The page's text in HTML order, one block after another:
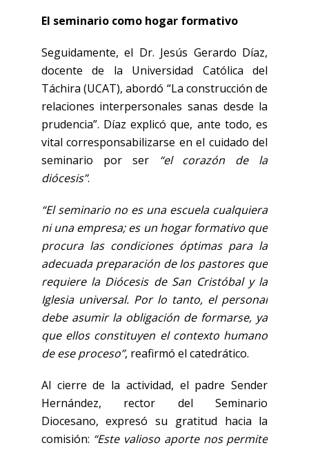
El seminario como hogar formativo
Seguidamente, el Dr. Jesús Gerardo Díaz,
docente de la Universidad Católica del
Táchira (UCAT), abordó “La construcción de
relaciones interpersonales sanas desde la
prudencia”. Díaz explicó que, ante todo, es
vital corresponsabilizarse en el cuidado del
seminario por ser
“el corazón de la
diócesis”.
“El seminario no es una escuela cualquiera
ni una empresa; es un hogar formativo que
procura las condiciones óptimas para la
adecuada preparación de los pastores que
requiere la Diócesis de San Cristóbal y la
Iglesia universal. Por lo tanto, el personal
debe asumir la obligación de formarse, ya
que ellos constituyen el contexto humano
de ese proceso”, reafirmó el catedrático.
Al cierre de la actividad, el padre Sender
Hernández, rector del Seminario
Diocesano, expresó su gratitud hacia la
comisión: “Este valioso aporte nos permite